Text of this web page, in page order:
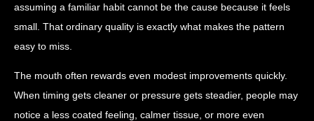
assuming a familiar habit cannot be the cause because it feels
small. That ordinary quality is exactly what makes the pattern
easy to miss.
The mouth often rewards even modest improvements quickly.
When timing gets cleaner or pressure gets steadier, people may
notice a less coated feeling, calmer tissue, or more even